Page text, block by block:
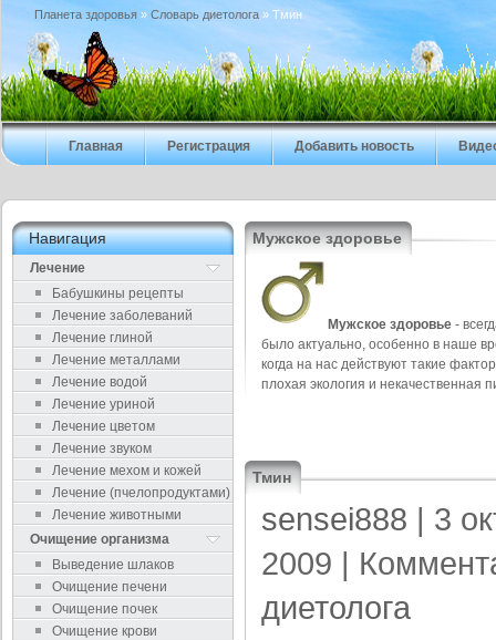
Планета здоровья » Cловарь диетолога » Тмин
Главная Регистрация Добавить новость
Навигация
Лечение
Бабушкины рецепты
Лечение заболеваний
Лечение глиной
Лечение металлами
Лечение водой
Лечение уриной
Лечение цветом
Лечение звуком
Лечение мехом и кожей
Лечение (пчелопродуктами)
Лечение животными
Очищение организма
Выведение шлаков
Очищение печени
Очищение почек
Очищение крови
Мужское здоровье
Мужское здоровье -
было актуально, особенно в наше
когда на нас действуют такие
плохая экология и некачественная
Тмин
sensei888 | 3
2009 |
диетолога